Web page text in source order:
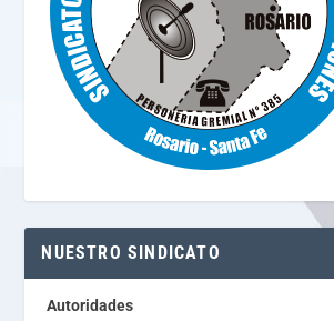
NUESTRO SINDICATO
Autoridades